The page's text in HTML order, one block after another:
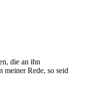
die an ihn
meiner Rede, so seid